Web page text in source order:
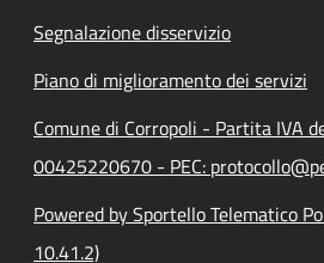
Segnalazione disservizio
Piano di miglioramento dei servizi
Comune di Corropoli - Partita IVA
00425220670 - PEC:
Powered by Sportello Telematico
10.41.2)